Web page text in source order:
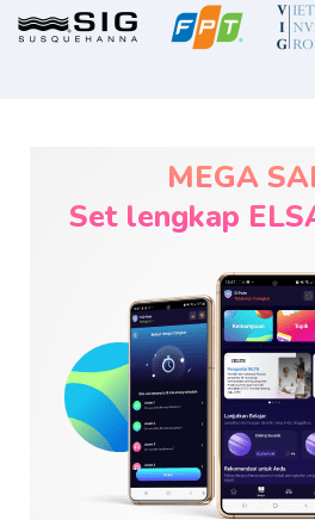
MEGA
Set lengkap